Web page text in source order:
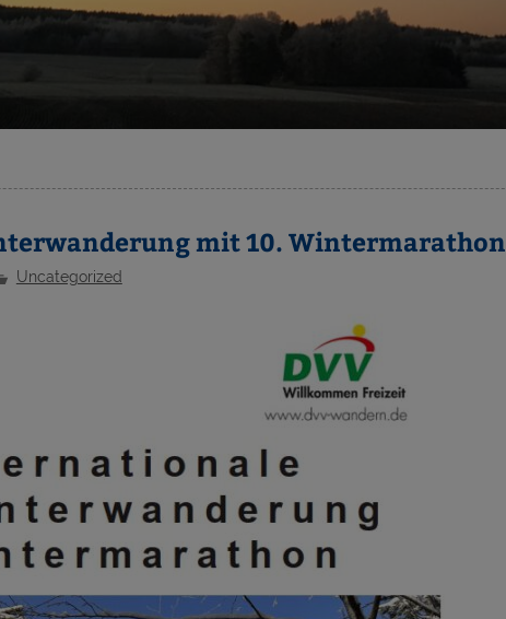
mit 10. Wintermarathon
Uncategorized